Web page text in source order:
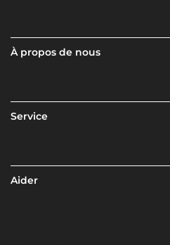
À propos de nous
Service
Aider